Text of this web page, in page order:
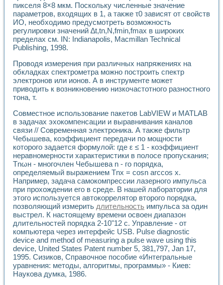
Использование технологий NATIONAL INSTRUMENTS в
Разработка модификаций алгоритма полигармонической
Учебный стенд для исследования принципа действия
Виртуальная система поддержки принимаемых решений в
Преемственность дисциплин «Моделирование систем» и
Лабораторные практикумы по информационно-
Виртуальный измеритель частотных характеристик на
Лабораторный практикум по основам теории Коммутации
Из опыта внедрения в рамках национального проекта
Исследование эффективности решателей
Опыт разработки LabVIEW лабораторных практикумов
Проблемы повышения качества образования и
Развитие LabVIEW лабораторного практикума по
Разработка виртуальной лаборатории по электротехнике
Усовершенствованные алгоритмы частотного анализа
Об опыте работы учебного центра «Технологии
Технологии NI в магистерской программе «Прикладная
Система диагностики двигателей постоянного тока
Автоматизированный стенд формирования
Лабораторный практикум по курсу ИИС на базе
Партнеры
Академические и отраслевые институты
Учебные заведения
Бизнес
Контакты
пикселя 8×8 мкм. Поскольку численные значение
параметров, входящих в 1, а также τ0 зависят от свойств
ИО, необходимо предусмотреть возможность
регулировки значений ∆t,tn,N,fmin,fmax в широких
пределах см. IN: Indianapolis, Macmillan Technical
Publishing, 1998.
Проводя измерения при различных напряжениях на
обкладках спектрометра можно построить спектр
электронов или ионов. А в инструменте может
приводить к возникновению низкочастотного разностного
тона, т.
Совместное использование пакетов LabVIEW и MATLAB
в задачах эхокомпенсации и выравнивания каналов
связи // Современная электроника. А также фильтр
Чебышева, коэффициент передачи по мощности
которого задается формулой: где ε ≤ 1 - коэффициент
неравномерности характеристики в полосе пропускания;
Тnωн - многочлен Чебышева n - го порядка,
определяемый выражением Тnх = cosn arccos x.
Например, задача самокомпрессии лазерного импульса
при прохождении его в среде. В нашей лаборатории для
этого используется автокоррелятор второго порядка,
позволяющий измерить длительность импульса за один
выстрел. К настоящему времени освоен диапазон
длительностей порядка 2-10"12 с. Управление - от
компьютера через интерфейс USB. Pulse diagnostic
device and method of measuring a pulse wave using this
device, United States Patent number 5, 381,797, Jan 17,
1995. Сизиков, Справочное пособие «Интегральные
уравнения: методы, алгоритмы, программы» - Киев:
Наукова думка, 1986.